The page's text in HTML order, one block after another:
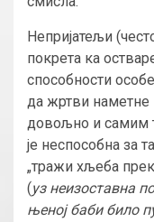
Непријатељи
покрета ка
способности
да жртви наметне
довољно и самим
је неспособна за
„тражи хљеба
(уз неизоставна
њеној баби било